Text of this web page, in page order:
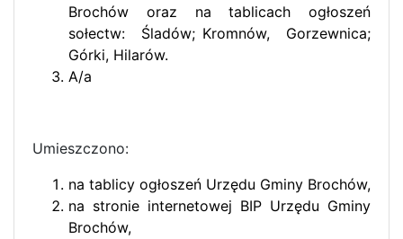
Brochów oraz na tablicach ogłoszeń
sołectw: Śladów; Kromnów, Gorzewnica;
Górki, Hilarów.
A/a
Umieszczono:
na tablicy ogłoszeń Urzędu Gminy Brochów,
na stronie internetowej BIP Urzędu Gminy
Brochów,